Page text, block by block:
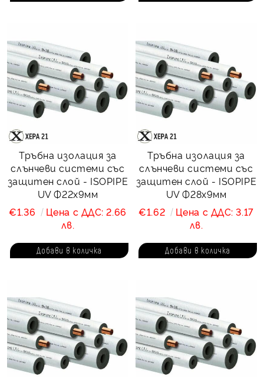
Тръбна изолация за
слънчеви системи със
защитен слой - ISOPIPE
UV Ф22х9мм
€1.36
Цена с ДДС: 2.66
лв.
Тръбна изолация за
слънчеви системи със
защитен слой - ISOPIPE
UV Ф28х9мм
€1.62
Цена с ДДС: 3.17
лв.